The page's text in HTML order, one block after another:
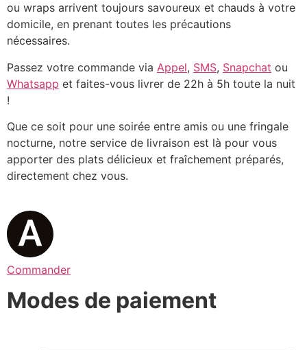
ou wraps arrivent toujours savoureux et chauds à votre
domicile, en prenant toutes les précautions
nécessaires.
Passez votre commande via Appel, SMS, Snapchat ou
Whatsapp et faites-vous livrer de 22h à 5h toute la nuit
!
Que ce soit pour une soirée entre amis ou une fringale
nocturne, notre service de livraison est là pour vous
apporter des plats délicieux et fraîchement préparés,
directement chez vous.
Commander
Modes de paiement